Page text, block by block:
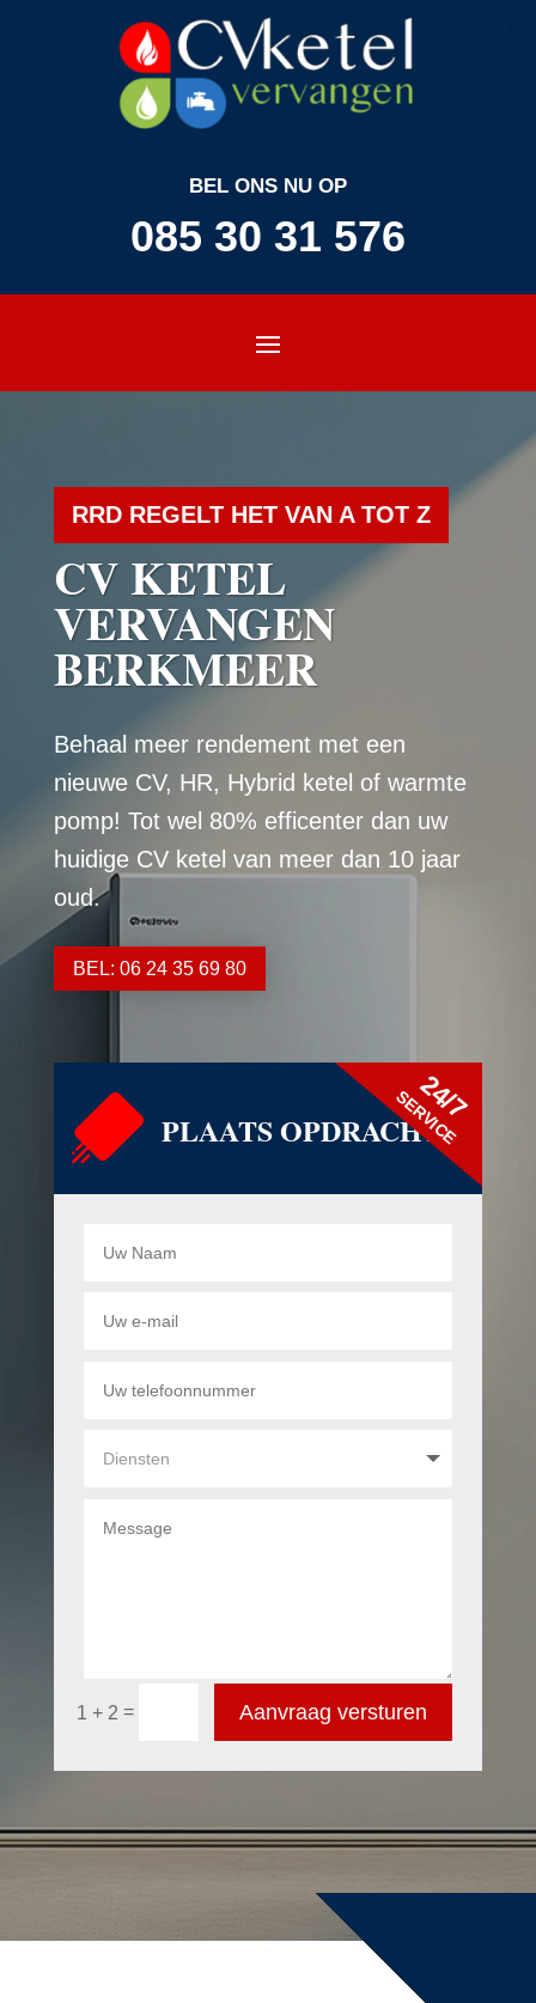
BEL ONS NU OP
085 30 31 576
RRD REGELT HET VAN A TOT Z
CV KETEL
VERVANGEN
BERKMEER
Behaal meer rendement met een
nieuwe CV, HR, Hybrid ketel of warmte
pomp! Tot wel 80% efficenter dan uw
huidige CV ketel van meer dan 10 jaar
oud.
BEL: 06 24 35 69 80
PLAATS OPDRACHT
24/7
SERVICE
1 + 2 = Aanvraag versturen